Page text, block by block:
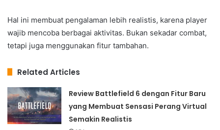
Hal ini membuat pengalaman lebih realistis, karena player
wajib mencoba berbagai aktivitas. Bukan sekadar combat,
tetapi juga menggunakan fitur tambahan.
Related Articles
Review Battlefield 6 dengan Fitur Baru
yang Membuat Sensasi Perang Virtual
Semakin Realistis